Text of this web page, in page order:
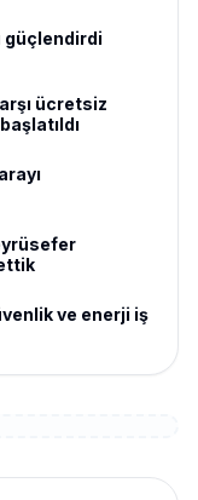
güçlendirdi
ücretsiz
ve enerji iş